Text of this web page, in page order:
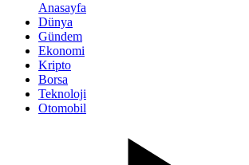
Anasayfa
Dünya
Gündem
Ekonomi
Kripto
Borsa
Teknoloji
Otomobil